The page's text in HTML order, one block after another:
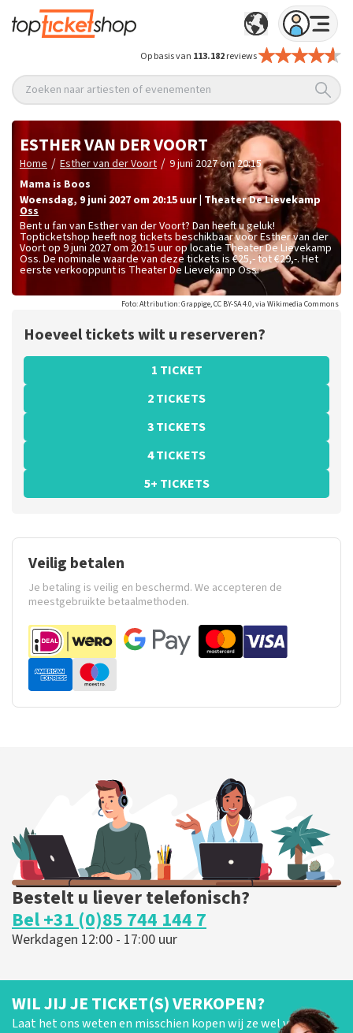
Op basis van 113.182reviews
Zoeken naar artiesten of evenementen
ESTHER VAN DER VOORT
Home / Esther van der Voort / 9 juni 2027 om 20:15
Mama is Boos
woensdag, 9 juni 2027 om 20:15 uur Theater De Lievekamp
Oss
Bent u fan van Esther van der Voort? Dan heeft u geluk!
Topticketshop heeft nog tickets beschikbaar voor Esther van der
Voort op 9 juni 2027 om 20:15 uur op locatie Theater De Lievekamp
Oss. De nominale waarde van deze tickets is €25,- tot €29,-. Het
eerste verkooppunt is Theater De Lievekamp Oss.
Foto: Attribution: Grappige, CC BY-SA 4.0, via Wikimedia Commons
Hoeveel tickets wilt u reserveren?
1 TICKET
2 TICKETS
3 TICKETS
4 TICKETS
5+ TICKETS
Veilig betalen
Je betaling is veilig en beschermd. We accepteren de
meestgebruikte betaalmethoden.
Bestelt u liever telefonisch?
Bel +31 (0)85 744 144 7
Werkdagen 12:00 - 17:00 uur
WIL JIJ JE TICKET(S) VERKOPEN?
Laat het ons weten en misschien kopen wij ze wel van je!